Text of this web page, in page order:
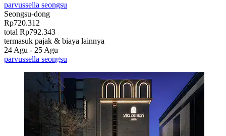
parvussella seongsu
Seongsu-dong
Rp720.312
total Rp792.343
termasuk pajak & biaya lainnya
24 Agu - 25 Agu
parvussella seongsu